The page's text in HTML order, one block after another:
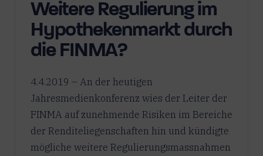
Weitere Regulierung im
Hypothekenmarkt durch
die FINMA?
4.4.2019 – An der heutigen
Jahresmedienkonferenz wies der Leiter der
FINMA auf zunehmende Risiken im Bereiche
der Renditeliegenschaften hin und kündigte
mögliche weitere Regulierungsmassnahmen